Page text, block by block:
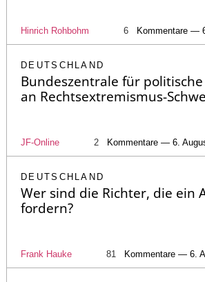
Hinrich Rohbohm 6 Kommentare —
DEUTSCHLAND
Bundeszentrale für
an Rechtsextremismus-
JF-Online 2 Kommentare — 6.
DEUTSCHLAND
Wer sind die Richter, die ein
fordern?
Frank Hauke 81 Kommentare — 6.